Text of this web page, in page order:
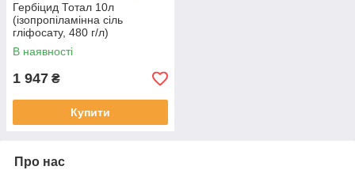
Гербіцид Тотал 10л
(ізопропіламінна сіль
гліфосату, 480 г/л)
В наявності
1 947 ₴
Купити
Про нас